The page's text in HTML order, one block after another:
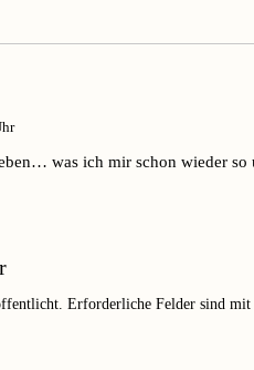
was ich mir schon wieder
Erforderliche Felder sind mit